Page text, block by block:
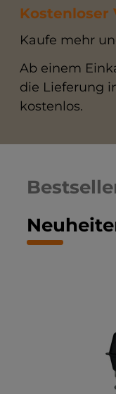
Kostenloser
Kaufe mehr
Ab einem
die Lieferung
kostenlos.